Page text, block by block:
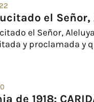
el
el Señor,
y proclamada y
de 1918: